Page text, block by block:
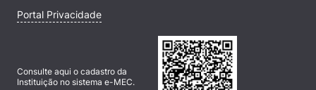
Portal Privacidade
Consulte aqui o cadastro da
Instituição no sistema e-MEC.